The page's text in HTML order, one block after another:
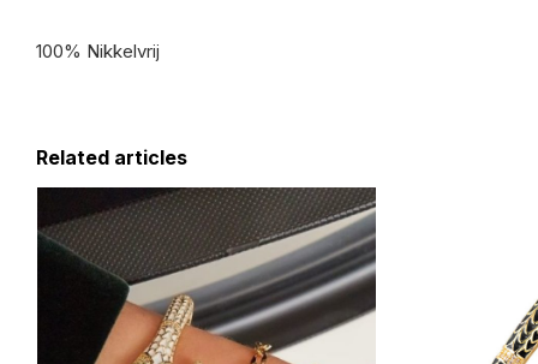
100% Nikkelvrij
Related articles